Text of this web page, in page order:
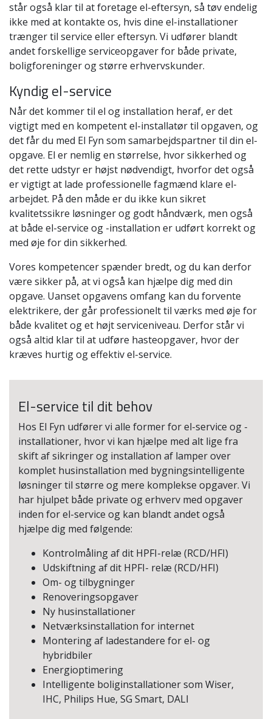
står også klar til at foretage el-eftersyn, så tøv endelig
ikke med at kontakte os, hvis dine el-installationer
trænger til service eller eftersyn. Vi udfører blandt
andet forskellige serviceopgaver for både private,
boligforeninger og større erhvervskunder.
Kyndig el-service
Når det kommer til el og installation heraf, er det
vigtigt med en kompetent el-installatør til opgaven, og
det får du med El Fyn som samarbejdspartner til din el-
opgave. El er nemlig en størrelse, hvor sikkerhed og
det rette udstyr er højst nødvendigt, hvorfor det også
er vigtigt at lade professionelle fagmænd klare el-
arbejdet. På den måde er du ikke kun sikret
kvalitetssikre løsninger og godt håndværk, men også
at både el-service og -installation er udført korrekt og
med øje for din sikkerhed.
Vores kompetencer spænder bredt, og du kan derfor
være sikker på, at vi også kan hjælpe dig med din
opgave. Uanset opgavens omfang kan du forvente
elektrikere, der går professionelt til værks med øje for
både kvalitet og et højt serviceniveau. Derfor står vi
også altid klar til at udføre hasteopgaver, hvor der
kræves hurtig og effektiv el-service.
El-service til dit behov
Hos El Fyn udfører vi alle former for el-service og -
installationer, hvor vi kan hjælpe med alt lige fra
skift af sikringer og installation af lamper over
komplet husinstallation med bygningsintelligente
løsninger til større og mere komplekse opgaver. Vi
har hjulpet både private og erhverv med opgaver
inden for el-service og kan blandt andet også
hjælpe dig med følgende:
Kontrolmåling af dit HPFI-relæ (RCD/HFI)
Udskiftning af dit HPFI- relæ (RCD/HFI)
Om- og tilbygninger
Renoveringsopgaver
Ny husinstallationer
Netværksinstallation for internet
Montering af ladestandere for el- og
hybridbiler
Energioptimering
Intelligente boliginstallationer som Wiser,
IHC, Philips Hue, SG Smart, DALI